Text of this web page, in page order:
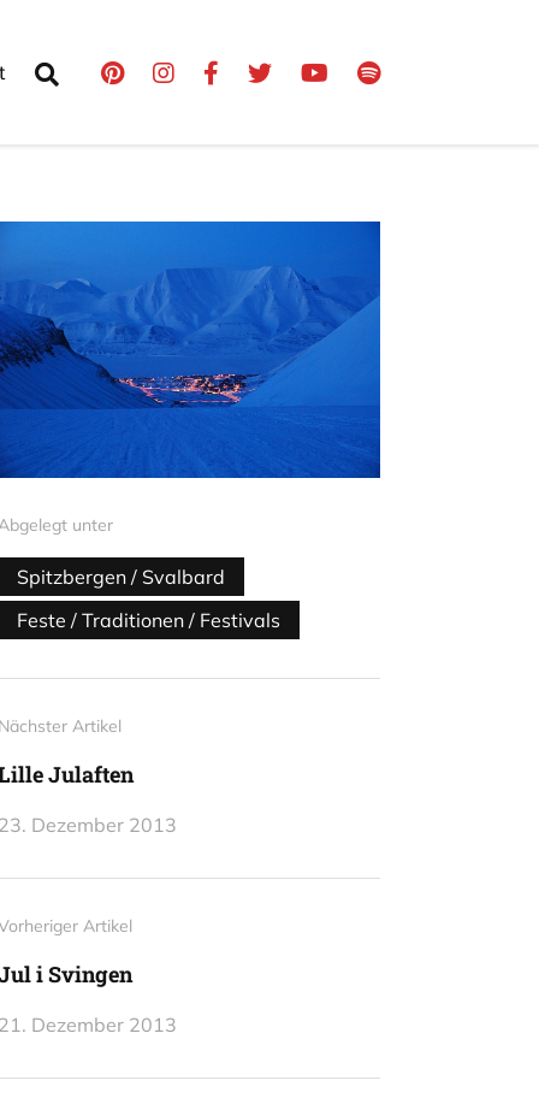
unter
Spitzbergen / Svalbard
Feste / Traditionen / Festivals
Artikel
Julaften
Dezember 2013
Artikel
i Svingen
Dezember 2013